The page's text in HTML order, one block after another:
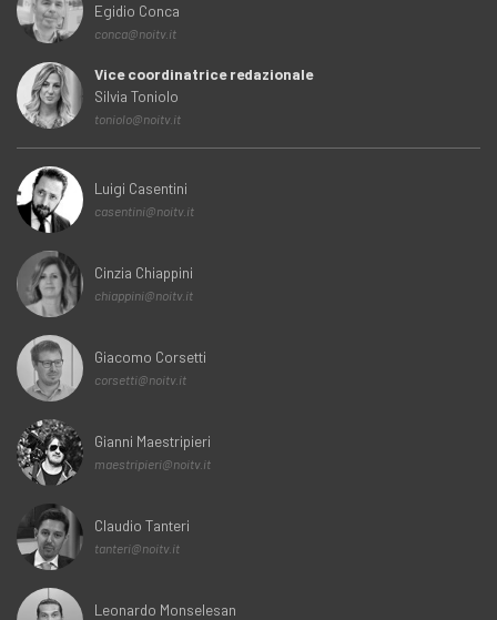
Egidio Conca
conca@noitv.it
Vice coordinatrice redazionale
Silvia Toniolo
toniolo@noitv.it
Luigi Casentini
casentini@noitv.it
Cinzia Chiappini
chiappini@noitv.it
Giacomo Corsetti
corsetti@noitv.it
Gianni Maestripieri
maestripieri@noitv.it
Claudio Tanteri
tanteri@noitv.it
Leonardo Monselesan